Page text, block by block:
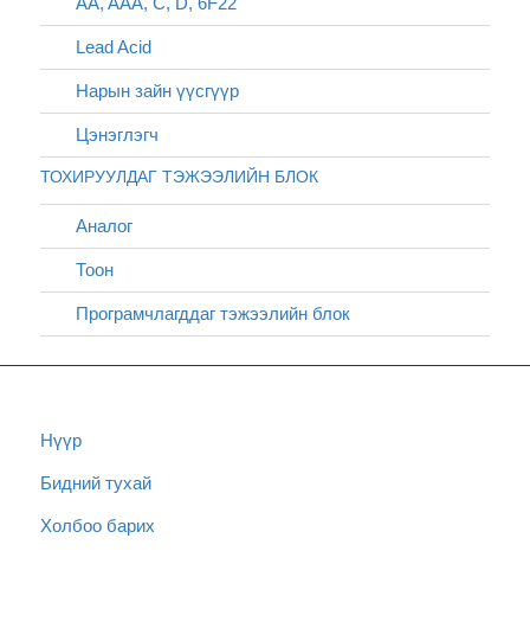
Lead Acid
Нарын зайн үүсгүүр
Цэнэглэгч
ТОХИРУУЛДАГ ТЭЖЭЭЛИЙН БЛОК
Аналог
Тоон
Програмчлагддаг тэжээлийн блок
Нүүр
Бидний тухай
Холбоо барих